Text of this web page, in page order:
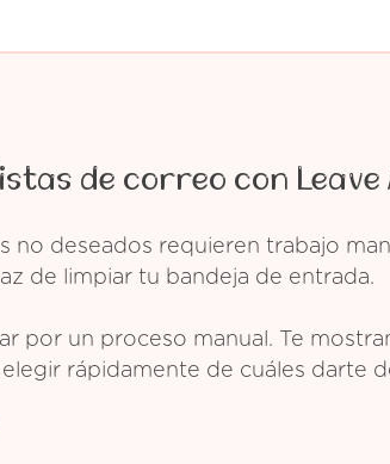
de correo con Leave
no deseados requieren trabajo
de limpiar tu bandeja de entrada.
por un proceso manual. Te
rápidamente de cuáles darte